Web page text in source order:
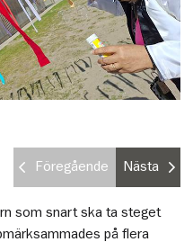
Föregående Nästa
som snart ska ta steget
på flera